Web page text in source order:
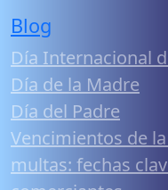
Blog
Día Internacional
Día de la Madre
Día del Padre
Vencimientos de
multas: fechas